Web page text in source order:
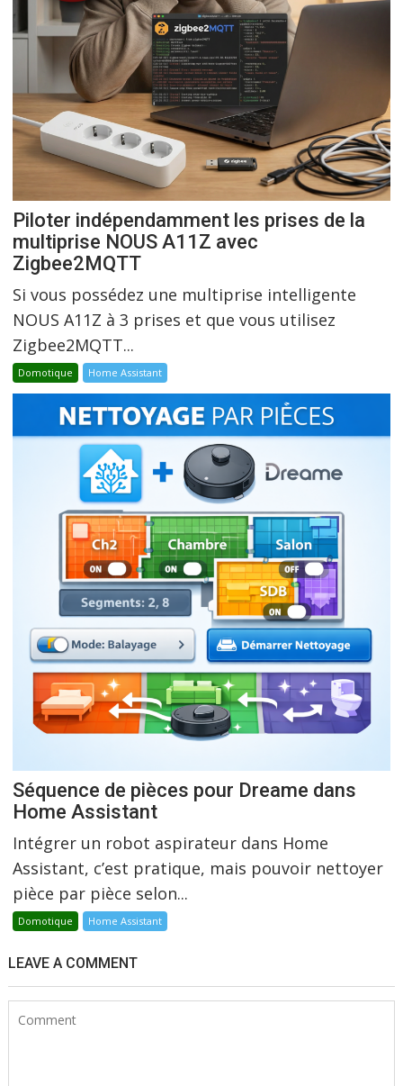
Piloter indépendamment les prises de la
multiprise NOUS A11Z avec
Zigbee2MQTT
Si vous possédez une multiprise intelligente
NOUS A11Z à 3 prises et que vous utilisez
Zigbee2MQTT...
Domotique Home Assistant
Séquence de pièces pour Dreame dans
Home Assistant
Intégrer un robot aspirateur dans Home
Assistant, c’est pratique, mais pouvoir nettoyer
pièce par pièce selon...
Domotique Home Assistant
LEAVE A COMMENT